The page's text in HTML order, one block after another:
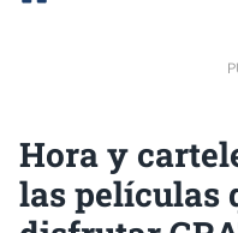
Hora y
las películas